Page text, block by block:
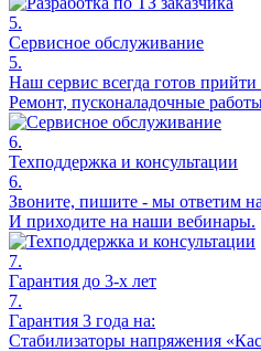
5.
Сервисное обслуживание
5.
Наш сервис всегда готов
Ремонт, пусконаладочные
6.
Техподдержка и консультации
6.
Звоните, пишите - мы ответим
И приходите на наши вебинары.
7.
Гарантия до 3-х лет
7.
Гарантия 3 года на:
Стабилизаторы напряжения